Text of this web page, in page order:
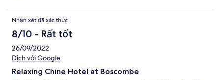
back.
Nhận xét đã xác thực
8/10 - Rất tốt
26/09/2022
Dịch với Google
Relaxing Chine Hotel at Boscombe